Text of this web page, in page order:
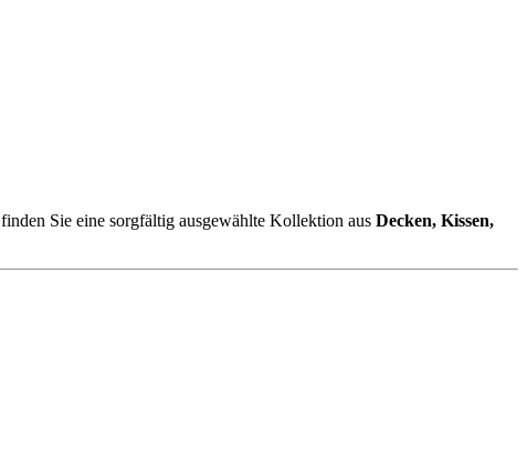
finden Sie eine sorgfältig ausgewählte Kollektion aus Decken, Kissen,